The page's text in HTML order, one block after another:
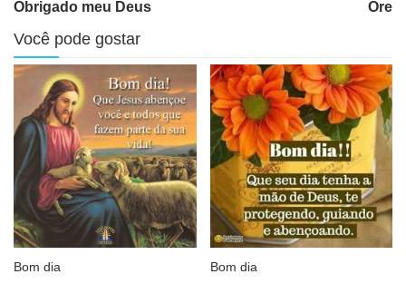
Obrigado meu Deus Ore
Você pode gostar
Bom dia Bom dia